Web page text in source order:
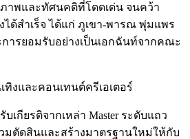
าพและทัศนคติที่โดดเด่น จนคว้า
ได้สำเร็จ ได้แก่ ภูเขา-พารณ พุ่มแพร
ารยอมรับอย่างเป็นเอกฉันท์จากคณะ
งและคอนเทนต์ครีเอเตอร์
เกียรติจากเหล่า Master ระดับแถว
มตัดสินและสร้างมาตรฐานใหม่ให้กับ